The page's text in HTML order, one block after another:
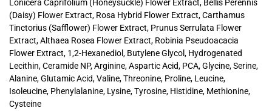
Lonicera Caprifolium (Honeysuckle) Flower Extract, Bellis Perennis
(Daisy) Flower Extract, Rosa Hybrid Flower Extract, Carthamus
Tinctorius (Safflower) Flower Extract, Prunus Serrulata Flower
Extract, Althaea Rosea Flower Extract, Robinia Pseudoacacia
Flower Extract, 1,2-Hexanediol, Butylene Glycol, Hydrogenated
Lecithin, Ceramide NP, Arginine, Aspartic Acid, PCA, Glycine, Serine,
Alanine, Glutamic Acid, Valine, Threonine, Proline, Leucine,
Isoleucine, Phenylalanine, Lysine, Tyrosine, Histidine, Methionine,
Cysteine